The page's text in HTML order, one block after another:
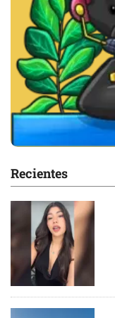
Recientes